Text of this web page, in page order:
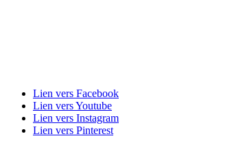
Lien vers Facebook
Lien vers Youtube
Lien vers Instagram
Lien vers Pinterest